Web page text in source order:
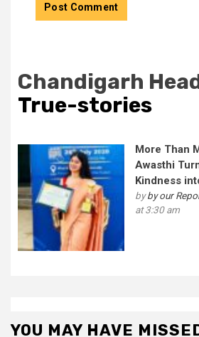
Chandigarh
True-stories
More Than
Awasthi
Kindness
byby our
at 3:30 am
YOU MAY HAVE